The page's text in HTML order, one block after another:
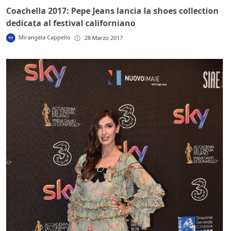
Coachella 2017: Pepe Jeans lancia la shoes collection
dedicata al festival californiano
Mirangela Cappello 28 Marzo 2017